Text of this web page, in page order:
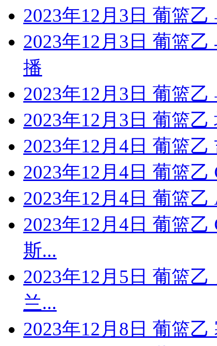
2023年12月3日 葡篮
2023年12月3日 葡篮
播
2023年12月3日 葡篮
2023年12月3日 葡篮
2023年12月4日 葡篮
2023年12月4日 葡篮
2023年12月4日 葡篮
2023年12月4日 葡篮
斯...
2023年12月5日 葡篮
兰...
2023年12月8日 葡篮